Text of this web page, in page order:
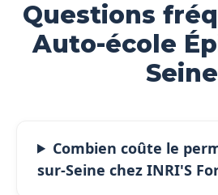
Questions
Auto-école
Seine
Combien coûte le
sur-Seine chez INRI'S